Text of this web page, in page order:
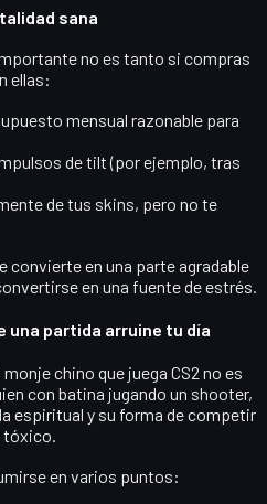
sana
no es tanto si compras
ellas:
mensual razonable para
de tilt (por ejemplo, tras
de tus skins, pero no te
convierte en una parte agradable
en una fuente de estrés.
una partida arruine tu día
chino que juega CS2 no es
con batina jugando un shooter,
espiritual y su forma de competir
tóxico.
en varios puntos: